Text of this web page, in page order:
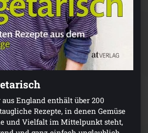
aus England enthält über 200
Rezepte, in denen Gemüse
und Vielfalt im Mittelpunkt steht,